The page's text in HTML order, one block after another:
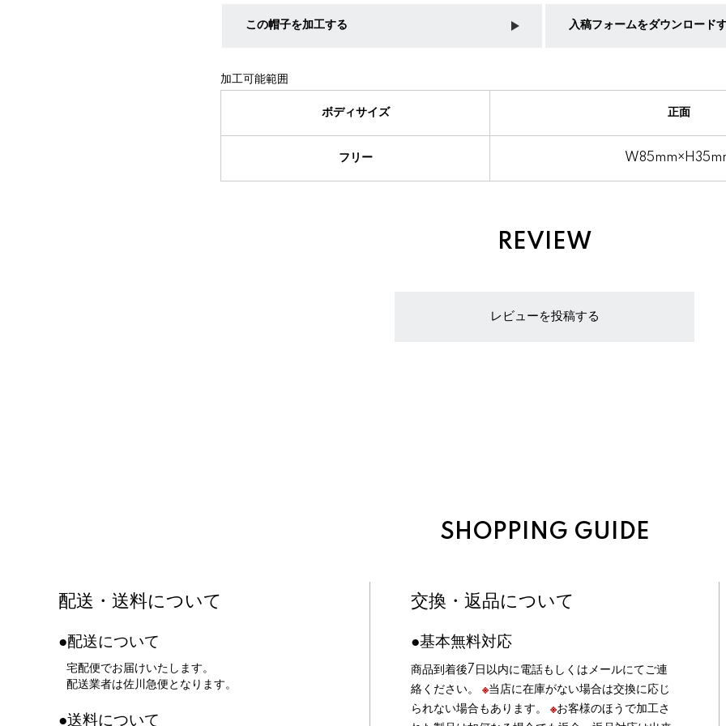
この帽子を加工する 入稿フォームをダウンロード
加工可能範囲
ボディサイズ 正面
フリー
REVIEW
レビューを投稿する
SHOPPING GUIDE
配送・送料について
●配送について
宅配便でお届けいたします。
配送業者は佐川急便となります。
●送料について
交換・返品について
●基本無料対応
商品到着後7日以内に電話もしくはメールにてご連
絡ください。 ※当店に在庫がない場合は交換に応じ
られない場合もあります。 ※お客様のほうで加工さ